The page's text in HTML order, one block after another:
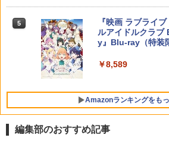
￥5,965
ALSHOCK 4) ジ
ーカー生産終了】
￥3,720
￥10,737
￥14,141
5
『映画 ラブライ
ルアイドルクラ
y』Blu-ray（特装
￥8,589
Amazonランキングをも
編集部のおすすめ記事